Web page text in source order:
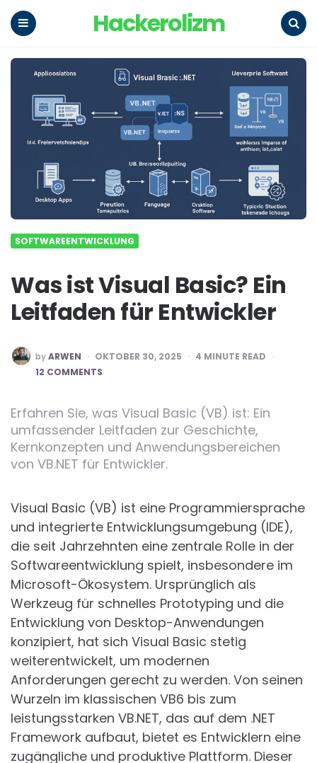
Hackerolizm
SOFTWAREENTWICKLUNG
Was ist Visual Basic? Ein
Leitfaden für Entwickler
POSTED
BY
byARWEN OKTOBER 30, 2025 4 MINUTE READ
12 COMMENTS
Erfahren Sie, was Visual Basic (VB) ist: Ein
umfassender Leitfaden zur Geschichte,
Kernkonzepten und Anwendungsbereichen
von VB.NET für Entwickler.
Visual Basic (VB) ist eine Programmiersprache
und integrierte Entwicklungsumgebung (IDE),
die seit Jahrzehnten eine zentrale Rolle in der
Softwareentwicklung spielt, insbesondere im
Microsoft-Ökosystem. Ursprünglich als
Werkzeug für schnelles Prototyping und die
Entwicklung von Desktop-Anwendungen
konzipiert, hat sich Visual Basic stetig
weiterentwickelt, um modernen
Anforderungen gerecht zu werden. Von seinen
Wurzeln im klassischen VB6 bis zum
leistungsstarken VB.NET, das auf dem .NET
Framework aufbaut, bietet es Entwicklern eine
zugängliche und produktive Plattform. Dieser